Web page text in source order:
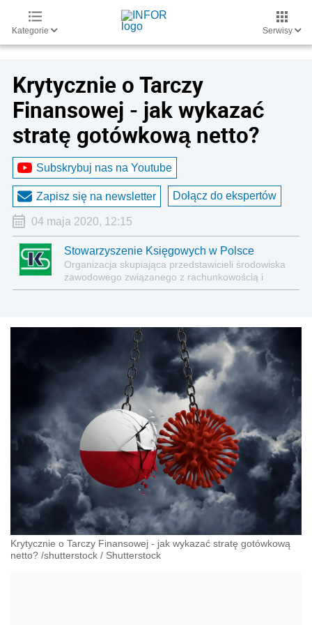
Kategorie Serwisy
Krytycznie o Tarczy
Finansowej - jak wykazać
stratę gotówkową netto?
Subskrybuj nas na Youtube
Zapisz się na newsletter Dołącz do ekspertów
04 maja 2020, 12:15
Stowarzyszenie Księgowych w Polsce
Organizacja skupiająca przedstawicieli środowiska
zawodowego związanego z rachunkowością i
finansami
Krytycznie o Tarczy Finansowej - jak wykazać stratę gotówkową
netto? /shutterstock / Shutterstock